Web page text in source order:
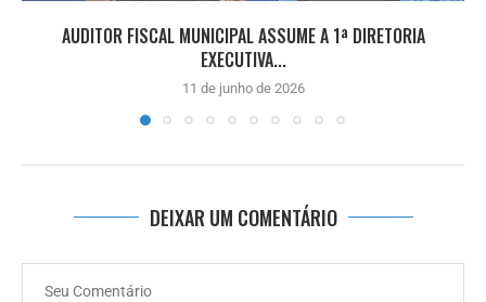
AUDITOR FISCAL MUNICIPAL ASSUME A 1ª DIRETORIA
EXECUTIVA...
11 de junho de 2026
DEIXAR UM COMENTÁRIO